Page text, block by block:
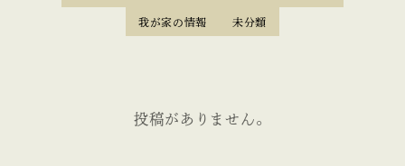
我が家の情報 未分類
投稿がありません。